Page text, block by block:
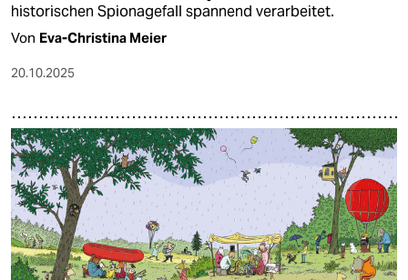
historischen Spionagefall spannend verarbeitet.
Von Eva-Christina Meier
20.10.2025